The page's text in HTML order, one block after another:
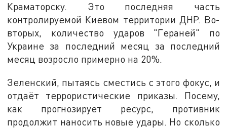
Краматорску. Это последняя часть
контролируемой Киевом территории ДНР. Во-
вторых, количество ударов "Гераней" по
Украине за последний месяц за последний
месяц возросло примерно на 20%.
Зеленский, пытаясь сместись с этого фокус, и
отдаёт террористические приказы. Посему,
как прогнозирует ресурс, противник
продолжит наносить новые удары. Но сколько